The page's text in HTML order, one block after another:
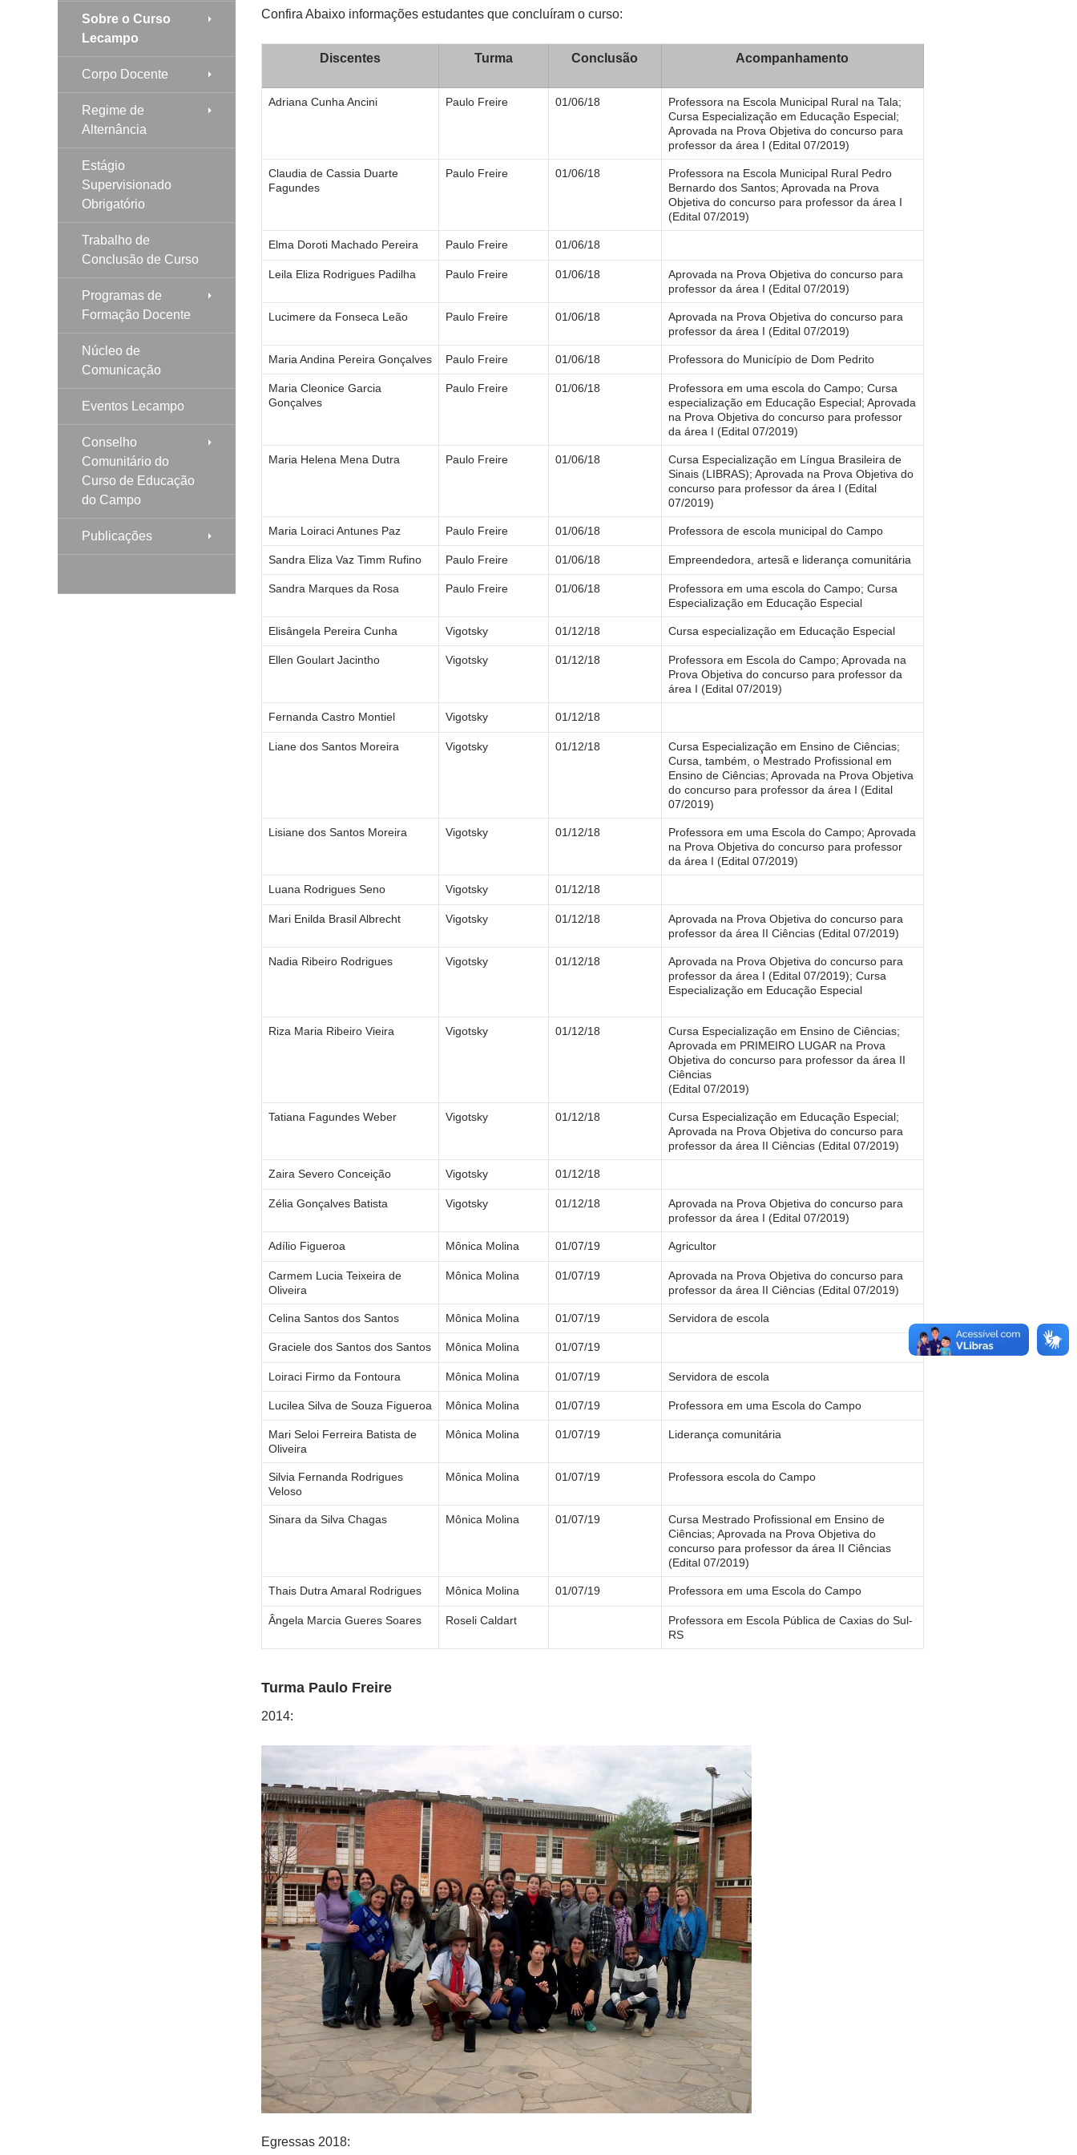
Confira Abaixo informações estudantes que concluíram o curso:
Discentes Turma Conclusão Acompanhamento
Adriana Cunha Ancini Paulo Freire 01/06/18
Professora na Escola Municipal Rural na Tala;
Cursa Especialização em Educação Especial;
Aprovada na Prova Objetiva do concurso para
professor da área I (Edital 07/2019)
Claudia de Cassia Duarte
Fagundes
Paulo Freire 01/06/18
Professora na Escola Municipal Rural Pedro
Bernardo dos Santos; Aprovada na Prova
Objetiva do concurso para professor da área I
(Edital 07/2019)
Elma Doroti Machado Pereira Paulo Freire 01/06/18
Leila Eliza Rodrigues Padilha Paulo Freire 01/06/18
Aprovada na Prova Objetiva do concurso para
professor da área I (Edital 07/2019)
Lucimere da Fonseca Leão Paulo Freire 01/06/18
Aprovada na Prova Objetiva do concurso para
professor da área I (Edital 07/2019)
Maria Andina Pereira Gonçalves Paulo Freire 01/06/18 Professora do Município de Dom Pedrito
Maria Cleonice Garcia
Gonçalves
Paulo Freire 01/06/18
Professora em uma escola do Campo; Cursa
especialização em Educação Especial; Aprovada
na Prova Objetiva do concurso para professor
da área I (Edital 07/2019)
Maria Helena Mena Dutra Paulo Freire 01/06/18
Cursa Especialização em Língua Brasileira de
Sinais (LIBRAS); Aprovada na Prova Objetiva do
concurso para professor da área I (Edital
07/2019)
Maria Loiraci Antunes Paz Paulo Freire 01/06/18 Professora de escola municipal do Campo
Sandra Eliza Vaz Timm Rufino Paulo Freire 01/06/18 Empreendedora, artesã e liderança comunitária
Sandra Marques da Rosa Paulo Freire 01/06/18
Professora em uma escola do Campo; Cursa
Especialização em Educação Especial
Elisângela Pereira Cunha Vigotsky 01/12/18 Cursa especialização em Educação Especial
Ellen Goulart Jacintho Vigotsky 01/12/18
Professora em Escola do Campo; Aprovada na
Prova Objetiva do concurso para professor da
área I (Edital 07/2019)
Fernanda Castro Montiel Vigotsky 01/12/18
Liane dos Santos Moreira Vigotsky 01/12/18
Cursa Especialização em Ensino de Ciências;
Cursa, também, o Mestrado Profissional em
Ensino de Ciências; Aprovada na Prova Objetiva
do concurso para professor da área I (Edital
07/2019)
Lisiane dos Santos Moreira Vigotsky 01/12/18
Professora em uma Escola do Campo; Aprovada
na Prova Objetiva do concurso para professor
da área I (Edital 07/2019)
Luana Rodrigues Seno Vigotsky 01/12/18
Mari Enilda Brasil Albrecht Vigotsky 01/12/18
Aprovada na Prova Objetiva do concurso para
professor da área II Ciências (Edital 07/2019)
Nadia Ribeiro Rodrigues Vigotsky 01/12/18
Aprovada na Prova Objetiva do concurso para
professor da área I (Edital 07/2019); Cursa
Especialização em Educação Especial
Riza Maria Ribeiro Vieira Vigotsky 01/12/18
Cursa Especialização em Ensino de Ciências;
Aprovada em PRIMEIRO LUGAR na Prova
Objetiva do concurso para professor da área II
Ciências
(Edital 07/2019)
Tatiana Fagundes Weber Vigotsky 01/12/18
Cursa Especialização em Educação Especial;
Aprovada na Prova Objetiva do concurso para
professor da área II Ciências (Edital 07/2019)
Zaira Severo Conceição Vigotsky 01/12/18
Zélia Gonçalves Batista Vigotsky 01/12/18
Aprovada na Prova Objetiva do concurso para
professor da área I (Edital 07/2019)
Adílio Figueroa Mônica Molina 01/07/19 Agricultor
Carmem Lucia Teixeira de
Oliveira
Mônica Molina 01/07/19
Aprovada na Prova Objetiva do concurso para
professor da área II Ciências (Edital 07/2019)
Celina Santos dos Santos Mônica Molina 01/07/19 Servidora de escola
Graciele dos Santos dos Santos Mônica Molina 01/07/19
Loiraci Firmo da Fontoura Mônica Molina 01/07/19 Servidora de escola
Lucilea Silva de Souza Figueroa Mônica Molina 01/07/19 Professora em uma Escola do Campo
Mari Seloi Ferreira Batista de
Oliveira
Mônica Molina 01/07/19 Liderança comunitária
Silvia Fernanda Rodrigues
Veloso
Mônica Molina 01/07/19 Professora escola do Campo
Sinara da Silva Chagas Mônica Molina 01/07/19
Cursa Mestrado Profissional em Ensino de
Ciências; Aprovada na Prova Objetiva do
concurso para professor da área II Ciências
(Edital 07/2019)
Thais Dutra Amaral Rodrigues Mônica Molina 01/07/19 Professora em uma Escola do Campo
Ângela Marcia Gueres Soares Roseli Caldart
Professora em Escola Pública de Caxias do Sul-
RS
Turma Paulo Freire
2014:
Egressas 2018:
Sobre o Curso
Lecampo
Corpo Docente
Regime de
Alternância
Estágio
Supervisionado
Obrigatório
Trabalho de
Conclusão de Curso
Programas de
Formação Docente
Núcleo de
Comunicação
Eventos Lecampo
Conselho
Comunitário do
Curso de Educação
do Campo
Publicações